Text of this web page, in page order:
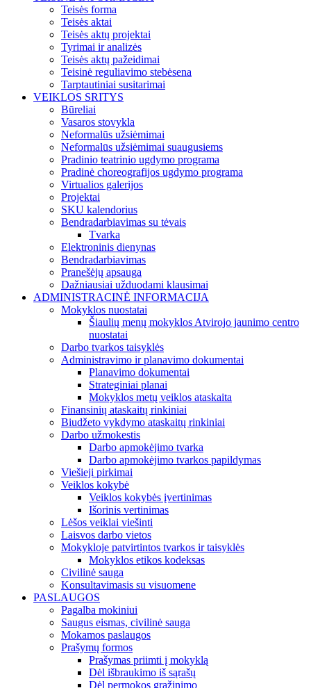
Teisės forma
Teisės aktai
Teisės aktų projektai
Tyrimai ir analizės
Teisės aktų pažeidimai
Teisinė reguliavimo stebėsena
Tarptautiniai susitarimai
VEIKLOS SRITYS
Būreliai
Vasaros stovykla
Neformalūs užsiėmimai
Neformalūs užsiėmimai suaugusiems
Pradinio teatrinio ugdymo programa
Pradinė choreografijos ugdymo programa
Virtualios galerijos
Projektai
SKU kalendorius
Bendradarbiavimas su tėvais
Tvarka
Elektroninis dienynas
Bendradarbiavimas
Pranešėjų apsauga
Dažniausiai užduodami klausimai
ADMINISTRACINĖ INFORMACIJA
Mokyklos nuostatai
Šiaulių menų mokyklos Atvirojo jaunimo centro
nuostatai
Darbo tvarkos taisyklės
Administravimo ir planavimo dokumentai
Planavimo dokumentai
Strateginiai planai
Mokyklos metų veiklos ataskaita
Finansinių ataskaitų rinkiniai
Biudžeto vykdymo ataskaitų rinkiniai
Darbo užmokestis
Darbo apmokėjimo tvarka
Darbo apmokėjimo tvarkos papildymas
Viešieji pirkimai
Veiklos kokybė
Veiklos kokybės įvertinimas
Išorinis vertinimas
Lėšos veiklai viešinti
Laisvos darbo vietos
Mokykloje patvirtintos tvarkos ir taisyklės
Mokyklos etikos kodeksas
Civilinė sauga
Konsultavimasis su visuomene
PASLAUGOS
Pagalba mokiniui
Saugus eismas, civilinė sauga
Mokamos paslaugos
Prašymų formos
Prašymas priimti į mokyklą
Dėl išbraukimo iš sąrašų
Dėl permokos grąžinimo